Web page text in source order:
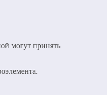
могут принять